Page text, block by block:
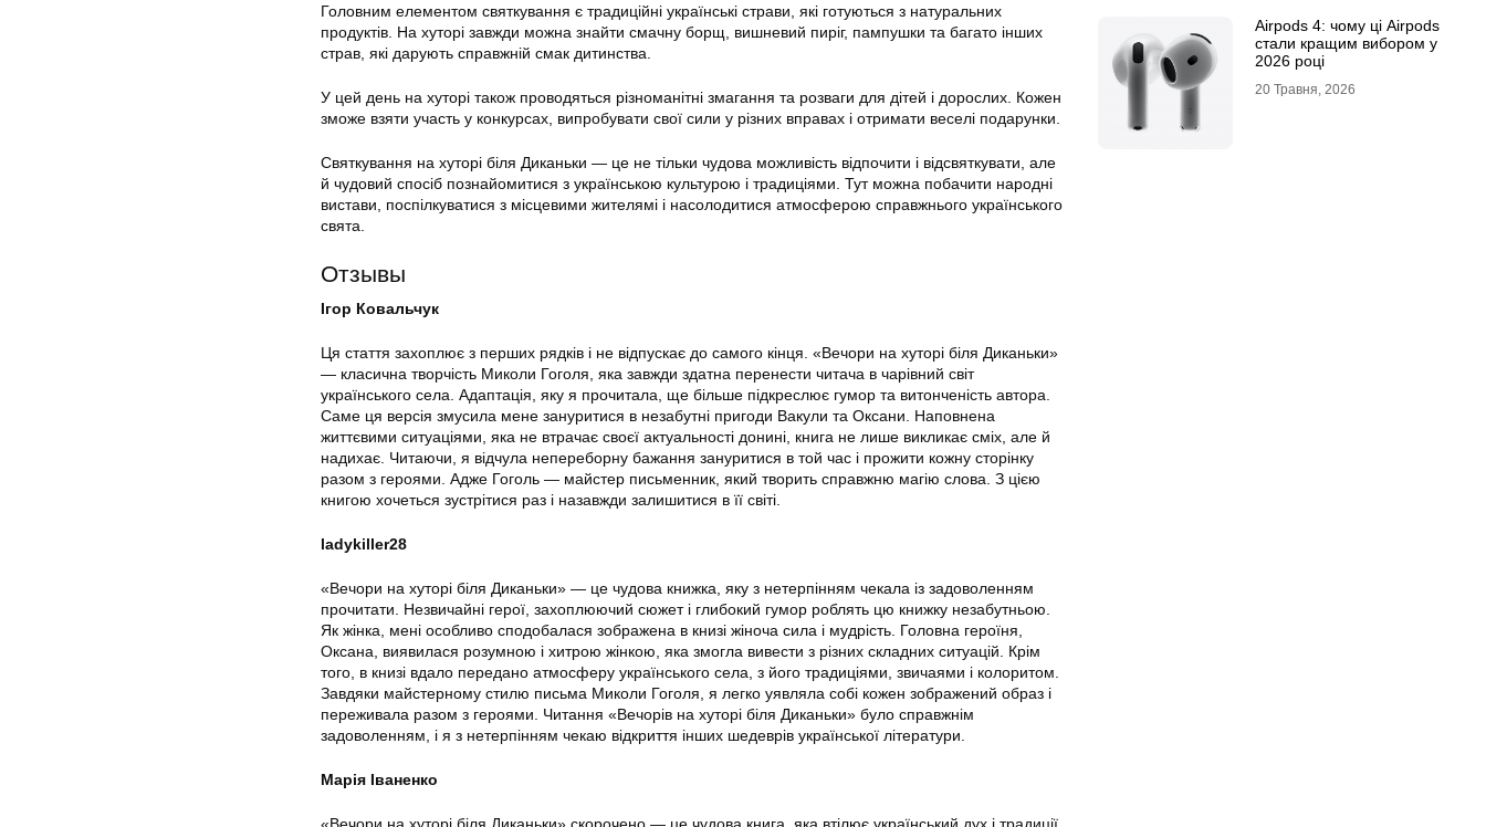
Головним елементом святкування є традиційні українські страви , які готуються з натуральних
продуктів. На хуторі завжди можна знайти смачну борщ, вишневий пиріг, пампушки та багато інших
страв, які дарують справжній смак дитинства.
У цей день на хуторі також проводяться різноманітні змагання та розваги для дітей і дорослих. Кожен
зможе взяти участь у конкурсах, випробувати свої сили у різних вправах і отримати веселі подарунки.
Святкування на хуторі біля Диканьки — це не тільки чудова можливість відпочити і відсвяткувати, але
й чудовий спосіб познайомитися з українською культурою і традиціями. Тут можна побачити народні
вистави, поспілкуватися з місцевими жителямі і насолодитися атмосферою справжнього українського
свята.
Отзывы
Ігор Ковальчук
Ця стаття захоплює з перших рядків і не відпускає до самого кінця. «Вечори на хуторі біля Диканьки»
— класична творчість Миколи Гоголя, яка завжди здатна перенести читача в чарівний світ
українського села. Адаптація, яку я прочитала, ще більше підкреслює гумор та витонченість автора.
Саме ця версія змусила мене зануритися в незабутні пригоди Вакули та Оксани. Наповнена
життєвими ситуаціями, яка не втрачає своєї актуальності донині, книга не лише викликає сміх, але й
надихає. Читаючи, я відчула непереборну бажання зануритися в той час і прожити кожну сторінку
разом з героями. Адже Гоголь — майстер письменник, який творить справжню магію слова. З цією
книгою хочеться зустрітися раз і назавжди залишитися в її світі.
ladykiller28
«Вечори на хуторі біля Диканьки» — це чудова книжка, яку з нетерпінням чекала із задоволенням
прочитати. Незвичайні герої, захоплюючий сюжет і глибокий гумор роблять цю книжку незабутньою.
Як жінка, мені особливо сподобалася зображена в книзі жіноча сила і мудрість. Головна героїня,
Оксана, виявилася розумною і хитрою жінкою, яка змогла вивести з різних складних ситуацій. Крім
того, в книзі вдало передано атмосферу українського села, з його традиціями, звичаями і колоритом.
Завдяки майстерному стилю письма Миколи Гоголя, я легко уявляла собі кожен зображений образ і
переживала разом з героями. Читання «Вечорів на хуторі біля Диканьки» було справжнім
задоволенням, і я з нетерпінням чекаю відкриття інших шедеврів української літератури.
Марія Іваненко
«Вечори на хуторі біля Диканьки» скорочено — це чудова книга, яка втілює український дух і традиції.
Airpods 4: чому ці Airpods
стали кращим вибором у
2026 році
20 Травня, 2026